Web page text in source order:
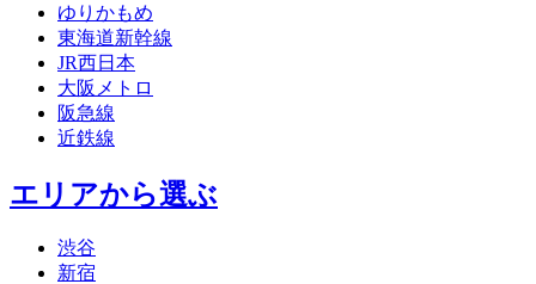
ゆりかもめ
東海道新幹線
JR西日本
大阪メトロ
阪急線
近鉄線
エリアから選ぶ
渋谷
新宿